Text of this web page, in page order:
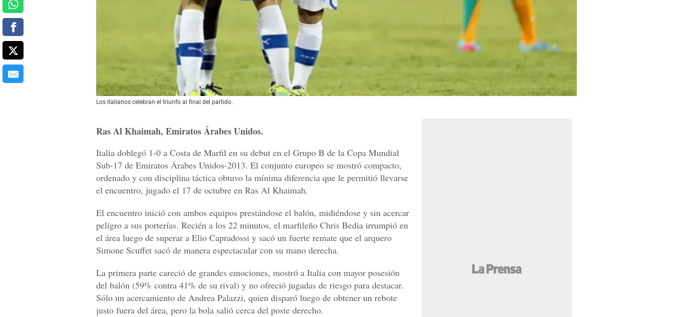
Los italianos celebran el triunfo al final del partido.
Ras Al Khaimah, Emiratos Árabes Unidos.
Italia doblegó 1-0 a Costa de Marfil en su debut en el Grupo B de la Copa Mundial
Sub-17 de Emiratos Árabes Unidos-2013. El conjunto europeo se mostró compacto,
ordenado y con disciplina táctica obtuvo la mínima diferencia que le permitió llevarse
el encuentro, jugado el 17 de octubre en Ras Al Khaimah.
El encuentro inició con ambos equipos prestándose el balón, midiéndose y sin acercar
peligro a sus porterías. Recién a los 22 minutos, el marfileño Chris Bedia irrumpió en
el área luego de superar a Elio Capradossi y sacó un fuerte remate que el arquero
Simone Scuffet sacó de manera espectacular con su mano derecha.
La primera parte careció de grandes emociones, mostró a Italia con mayor posesión
del balón (59% contra 41% de su rival) y no ofreció jugadas de riesgo para destacar.
Sólo un acercamiento de Andrea Palazzi, quien disparó luego de obtener un rebote
justo fuera del área, pero la bola salió cerca del poste derecho.